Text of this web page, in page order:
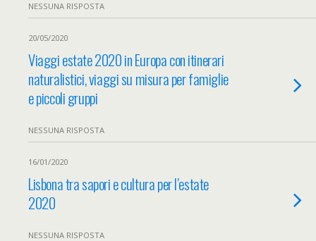
NESSUNA RISPOSTA
20/05/2020
Viaggi estate 2020 in Europa con itinerari
naturalistici, viaggi su misura per famiglie
e piccoli gruppi
NESSUNA RISPOSTA
16/01/2020
Lisbona tra sapori e cultura per l’estate
2020
NESSUNA RISPOSTA